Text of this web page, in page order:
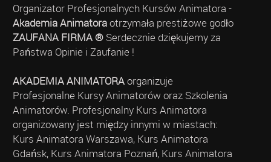
Organizator Profesjonalnych Kursów Animatora -
Akademia Animatoraotrzymała prestiżowe godło
ZAUFANA FIRMA ®Serdecznie dziękujemy za
Państwa Opinie i Zaufanie !
AKADEMIA ANIMATORAorganizuje
Profesjonalne Kursy Animatorów oraz Szkolenia
Animatorów. Profesjonalny Kurs Animatora
organizowany jest między innymi w miastach:
Kurs Animatora Warszawa, Kurs Animatora
Gdańsk, Kurs Animatora Poznań, Kurs Animatora